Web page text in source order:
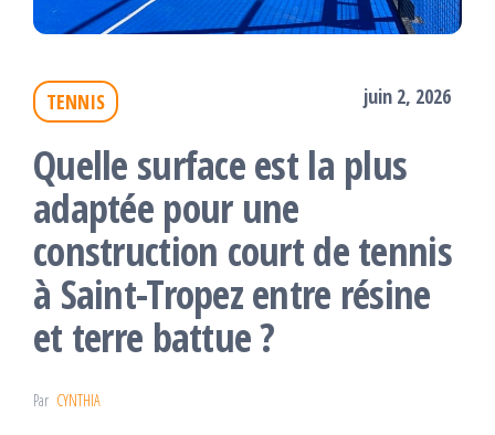
TENNIS juin 2, 2026
Quelle surface est la plus
adaptée pour une
construction court de tennis
à Saint-Tropez entre résine
et terre battue ?
Par CYNTHIA